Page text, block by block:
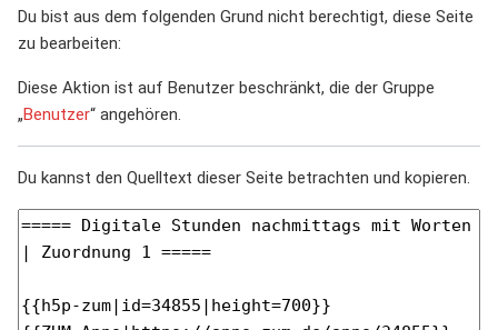
Du bist aus dem folgenden Grund nicht berechtigt, diese Seite
zu bearbeiten:
Diese Aktion ist auf Benutzer beschränkt, die der Gruppe
„Benutzer“ angehören.
Du kannst den Quelltext dieser Seite betrachten und kopieren.